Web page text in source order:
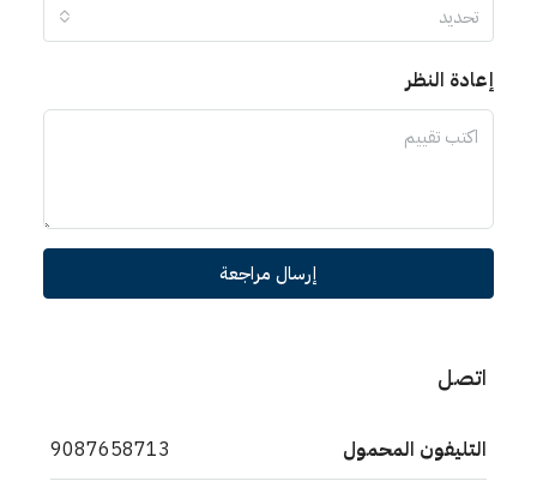
تحديد
إعادة النظر
إرسال مراجعة
اتصل
التليفون المحمول 9087658713